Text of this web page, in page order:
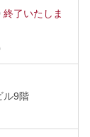
終了いたしま
ル9階